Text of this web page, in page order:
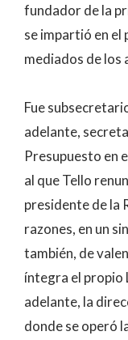
fundador de la
se impartió en el
mediados de los
Fue
adelante,
Presupuesto en
al que Tello
presidente de la
razones, en un
también, de
íntegra el propio
adelante, la
donde se operó